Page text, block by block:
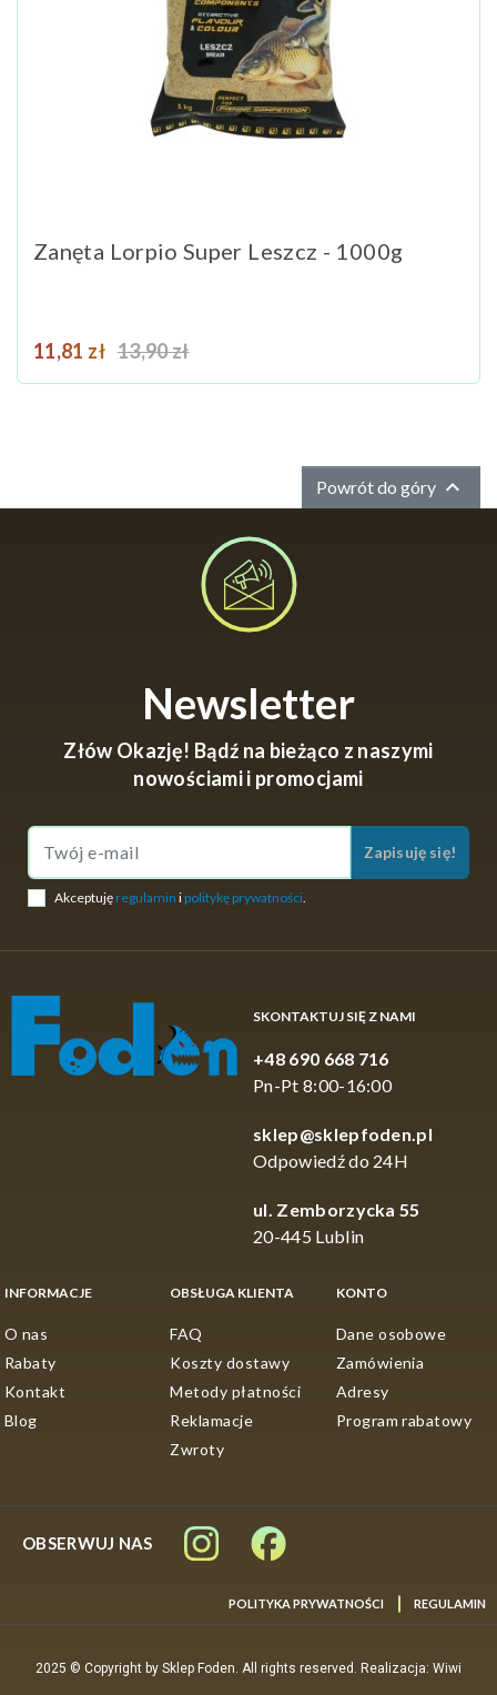
Zanęta Lorpio Super Leszcz - 1000g
Cena
11,81 zł Cena podstawowa
13,90 zł
Powrót do góry 
Newsletter
Złów Okazję! Bądź na bieżąco z naszymi
nowościami i promocjami
Zapisuję się!
Akceptuję regulamin i politykę prywatności
SKONTAKTUJ SIĘ Z NAMI
+48 690 668 716
Pn-Pt 8:00-16:00
sklep@sklepfoden.pl
Odpowiedź do 24H
ul. Zemborzycka 55
20-445 Lublin
INFORMACJE
O nas
Rabaty
Kontakt
Blog
OBSŁUGA KLIENTA
FAQ
Koszty dostawy
Metody płatności
Reklamacje
Zwroty
KONTO
Dane osobowe
Zamówienia
Adresy
Program rabatowy
OBSERWUJ NAS
POLITYKA PRYWATNOŚCI REGULAMIN
2025 © Copyright by Sklep Foden. All rights reserved. Realizacja: Wiwi